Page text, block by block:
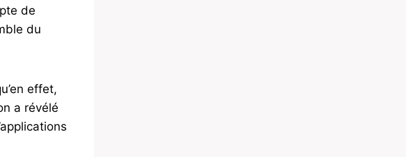
de
du
effet,
a révélé